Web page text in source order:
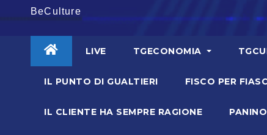
BeCulture
LIVE TGECONOMIA
IL PUNTO DI GUALTIERI FISCO PER
IL CLIENTE HA SEMPRE RAGIONE